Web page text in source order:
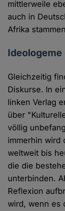
mittlerweile
auch in
Afrika
Gleichzeitig
Diskurse. In
linken Verlag
über
völlig
immerhin wird
weltweit bis
die die
unterbinden.
Reflexion
wird, wenn es